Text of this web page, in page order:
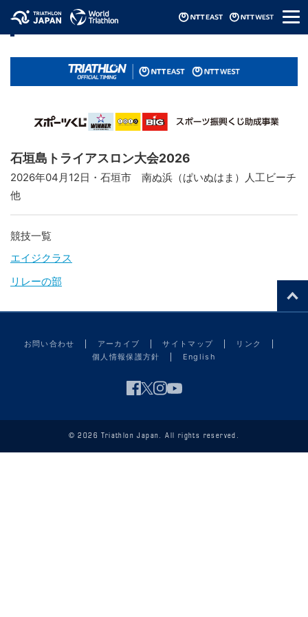
メ
ニ
ー
リザルト / Results
石垣島トライアスロン大会2026
2026年04月12日・石垣市 南ぬ浜（ぱいぬはま）人工ビーチ
他
競技一覧
エイジクラス
リレーの部
お問い合わせ アーカイブ サイトマップ
リンク
個人情報保護方針
English
© 2026 Triathlon Japan. All rights reserved.